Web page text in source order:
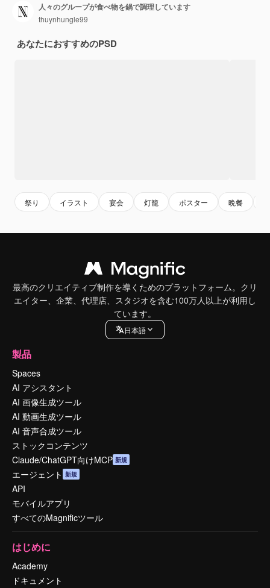
人々のグループが食べ物を鍋で調理しています
thuynhungle99
あなたにおすすめのPSD
祭り イラスト 宴会 灯籠 ポスター 晩餐
最高のクリエイティブ制作を導くためのプラットフォーム。クリ
エイター、企業、代理店、スタジオを含む100万人以上が利用し
ています。
日本語
製品
Spaces
AI アシスタント
AI 画像生成ツール
AI 動画生成ツール
AI 音声合成ツール
ストックコンテンツ
Claude/ChatGPT向けMCP 新規
エージェント 新規
API
モバイルアプリ
すべてのMagnificツール
はじめに
Academy
ドキュメント